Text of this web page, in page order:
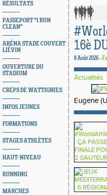
RÉSULTATS
PASSEPORT "I RUN
CLEAN"
ARÉNA STADE COUVERT
LIÉVIN
OUVERTURE DU
STADIUM
CREPS DE WATTIGNIES
INFOS JEUNES
FORMATIONS
STAGES ATHLÈTES
HAUT-NIVEAU
RUNNING
MARCHES
16è
8 Août 2026 -
Actualités
Eugene